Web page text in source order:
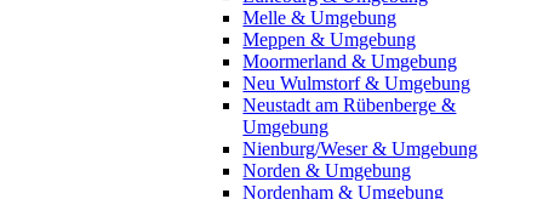
Melle & Umgebung
Meppen & Umgebung
Moormerland & Umgebung
Neu Wulmstorf & Umgebung
Neustadt am Rübenberge &
Umgebung
Nienburg/Weser & Umgebung
Norden & Umgebung
Nordenham & Umgebung